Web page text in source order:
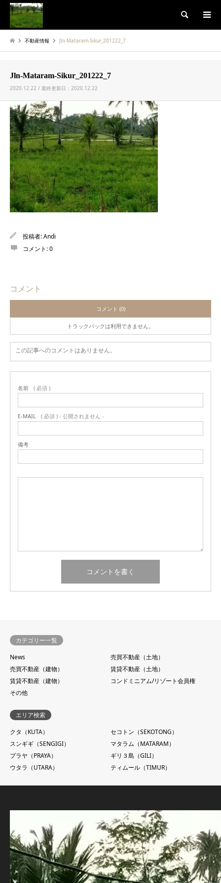
検索
不動産情報 Jln-Mataram-Sikur_201222_7
Jln-Mataram-Sikur_201222_7
2020.12.22 / 最終更新日：2020.12.22
投稿者:Andi
コメント:0
コメント
コメント (0)
トラックバックは利用できません。
この記事へのコメントはありません。
名前 ( 必須 )
E-MAIL ( 必須 ) - 公開されません -
備考
カテゴリー一覧
News
売買不動産（土地）
売買不動産（建物）
賃貸不動産（土地）
賃貸不動産（建物）
コンドミニアム/リゾート会員権
その他
エリア検索
クタ（KUTA）
セコトン（SEKOTONG）
スンギギ（SENGIGI）
マタラム（MATARAM）
プラヤ（PRAYA）
ギリ３島（GILI）
ウタラ（UTARA）
ティムール（TIMUR）